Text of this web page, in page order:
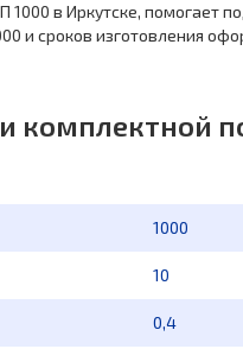
в Иркутске, помогает
и сроков изготовления
комплектной
1000
10
0,4